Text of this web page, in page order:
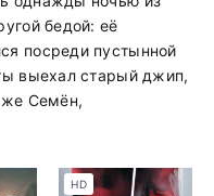
бедой: её
посреди пустынной
выехал старый джип,
же Семён,
HD